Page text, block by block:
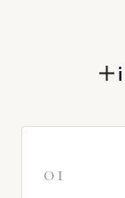
01